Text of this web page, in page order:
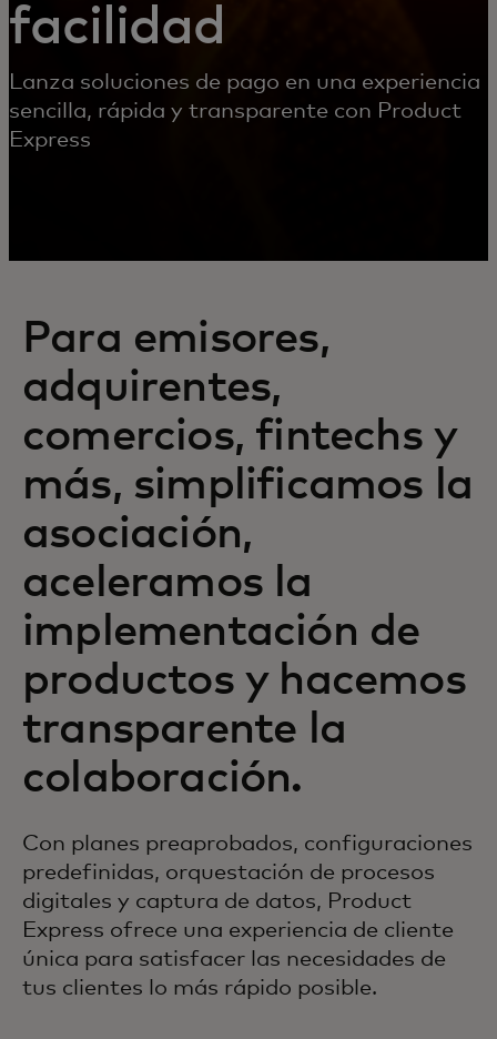
facilidad
Lanza soluciones de pago en una experiencia
sencilla, rápida y transparente con Product
Express
Para emisores,
adquirentes,
comercios, fintechs y
más, simplificamos la
asociación,
aceleramos la
implementación de
productos y hacemos
transparente la
colaboración.
Con planes preaprobados, configuraciones
predefinidas, orquestación de procesos
digitales y captura de datos, Product
Express ofrece una experiencia de cliente
única para satisfacer las necesidades de
tus clientes lo más rápido posible.